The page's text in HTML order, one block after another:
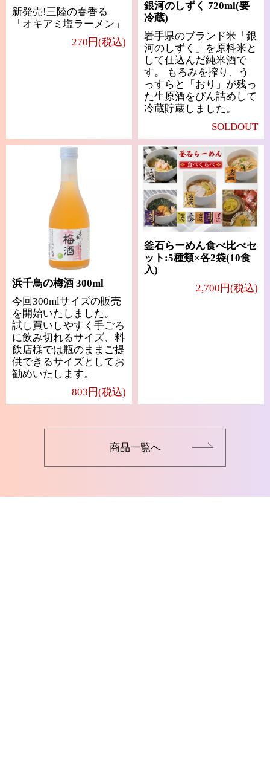
新発売!三陸の春香る
「オキアミ塩ラーメン」
270円(税込)
銀河のしずく 720ml(要
冷蔵)
岩手県のブランド米「銀
河のしずく」を原料米と
して仕込んだ純米酒で
す。 もろみを搾り、う
っすらと「おり」が残っ
た生原酒をびん詰めして
冷蔵貯蔵しました。
SOLDOUT
浜千鳥の梅酒 300ml
今回300mlサイズの販売
を開始いたしました。
試し買いしやすく手ごろ
に飲み切れるサイズ、料
飲店様では瓶のままご提
供できるサイズとしてお
勧めいたします。
803円(税込)
釜石らーめん食べ比べセ
ット:5種類×各2袋(10食
入)
2,700円(税込)
商品一覧へ